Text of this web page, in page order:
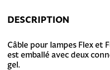
DESCRIPTION
Câble pour lampes Flex et
est emballé avec deux
gel.